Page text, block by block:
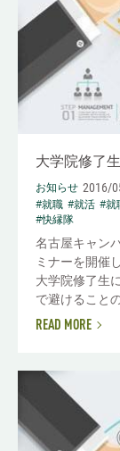
大学院修了
お知らせ 2016/
#就職 #就活 #就
#快縁隊
名古屋キャン
ミナーを開催
大学院修了生
で避けること
READ MORE